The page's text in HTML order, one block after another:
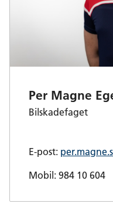
Per Magne
Bilskadefaget
E-post:
Mobil: 984 10 604